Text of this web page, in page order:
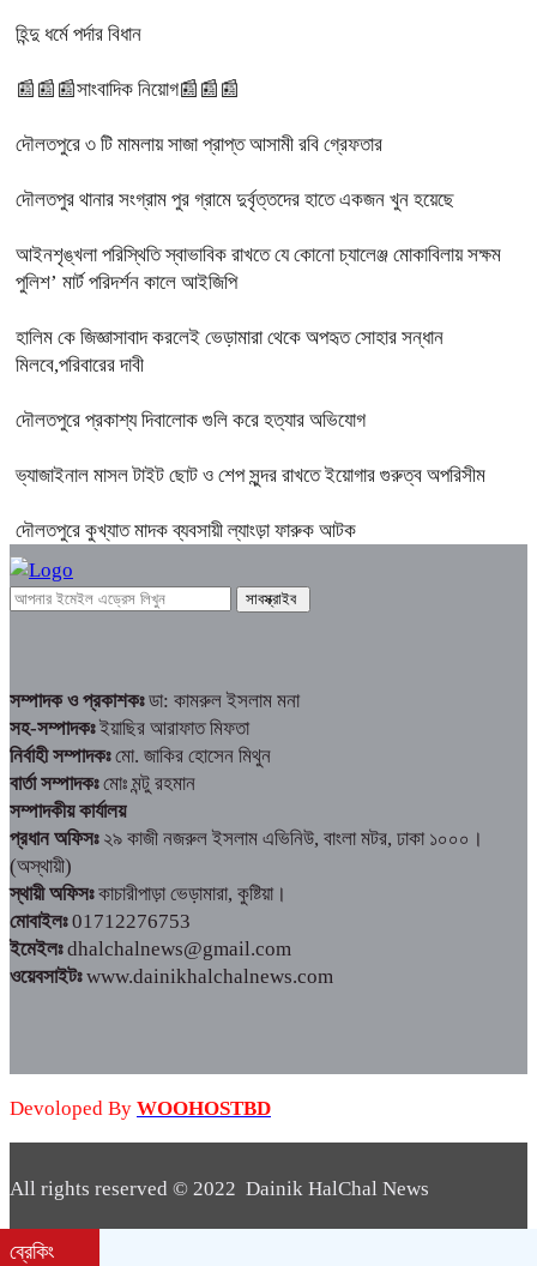
হিন্দু ধর্মে পর্দার বিধান
📰📰📰সাংবাদিক নিয়োগ📰📰📰
দৌলতপুরে ৩ টি মামলায় সাজা প্রাপ্ত আসামী রবি গ্রেফতার
দৌলতপুর থানার সংগ্রাম পুর গ্রামে দুর্বৃত্তদের হাতে একজন খুন হয়েছে
আইনশৃঙ্খলা পরিস্থিতি স্বাভাবিক রাখতে যে কোনো চ্যালেঞ্জ মোকাবিলায় সক্ষম
পুলিশ’ মার্ট পরিদর্শন কালে আইজিপি
হালিম কে জিজ্ঞাসাবাদ করলেই ভেড়ামারা থেকে অপহৃত সোহার সন্ধান
মিলবে,পরিবারের দাবী
দৌলতপুরে প্রকাশ্য দিবালোক গুলি করে হত্যার অভিযোগ
ভ্যাজাইনাল মাসল টাইট ছোট ও শেপ সুন্দর রাখতে ইয়োগার গুরুত্ব অপরিসীম
দৌলতপুরে কুখ্যাত মাদক ব্যবসায়ী ল্যাংড়া ফারুক আটক
সম্পাদক ও প্রকাশকঃডা: কামরুল ইসলাম মনা
সহ-সম্পাদকঃইয়াছির আরাফাত মিফতা
নির্বাহী সম্পাদকঃমো. জাকির হোসেন মিথুন
বার্তা সম্পাদকঃমোঃ মন্টু রহমান
সম্পাদকীয় কার্যালয়
প্রধান অফিসঃ২৯ কাজী নজরুল ইসলাম এভিনিউ, বাংলা মটর, ঢাকা ১০০০।
(অস্থায়ী)
স্থায়ী অফিসঃকাচারীপাড়া ভেড়ামারা, কুষ্টিয়া।
মোবাইলঃ01712276753
ইমেইলঃdhalchalnews@gmail.com
ওয়েবসাইটঃwww.dainikhalchalnews.com
ব্রেকিং
Devoloped By WOOHOSTBD
All rights reserved © 2022 Dainik HalChal News
Design ByWooHostBD